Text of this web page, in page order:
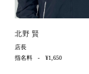
北野 賢
店長
指名料
¥1,650